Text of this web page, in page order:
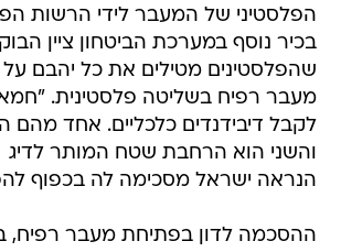
הפלסטיני של המעבר לידי הרשות
בכיר נוסף במערכת הביטחון ציין
שהפלסטינים מטילים את כל יהבם
מעבר רפיח בשליטה פלסטינית.
לקבל דיבידנדים כלכליים. אחד מהם
והשני הוא הרחבת שטח המותר לדיג
הנראה ישראל מסכימה לה בכפוף
ההסכמה לדון בפתיחת מעבר רפיח,